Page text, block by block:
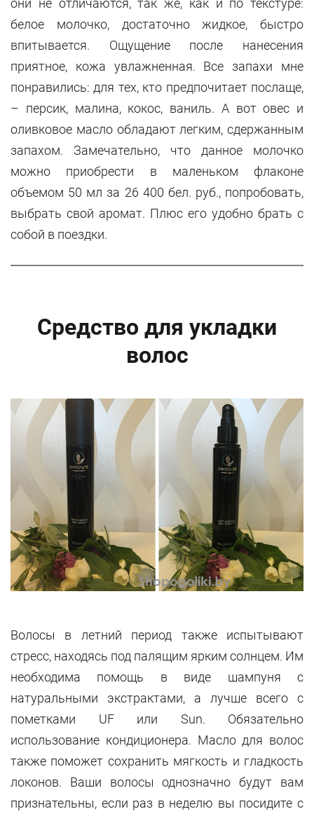
они не отличаются, так же, как и по текстуре:
белое молочко, достаточно жидкое, быстро
впитывается. Ощущение после нанесения
приятное, кожа увлажненная. Все запахи мне
понравились: для тех, кто предпочитает послаще,
– персик, малина, кокос, ваниль. А вот овес и
оливковое масло обладают легким, сдержанным
запахом. Замечательно, что данное молочко
можно приобрести в маленьком флаконе
объемом 50 мл за 26 400 бел. руб., попробовать,
выбрать свой аромат. Плюс его удобно брать с
собой в поездки.
Средство для укладки
волос
Волосы в летний период также испытывают
стресс, находясь под палящим ярким солнцем. Им
необходима помощь в виде шампуня с
натуральными экстрактами, а лучше всего с
пометками UF или Sun. Обязательно
использование кондиционера. Масло для волос
также поможет сохранить мягкость и гладкость
локонов. Ваши волосы однозначно будут вам
признательны, если раз в неделю вы посидите с